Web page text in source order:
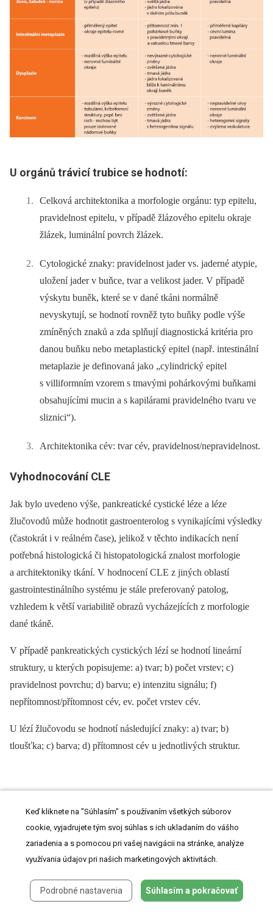
U orgánů trávicí trubice se hodnotí:
Celková architektonika a morfologie orgánu: typ epitelu,
pravidelnost epitelu, v případě žlázového epitelu okraje
žlázek, luminální povrch žlázek.
Cytologické znaky: pravidelnost jader vs. jaderné atypie,
uložení jader v buňce, tvar a velikost jader. V případě
výskytu buněk, které se v dané tkáni normálně
nevyskytují, se hodnotí rovněž tyto buňky podle výše
zmíněných znaků a zda splňují diagnostická kritéria pro
danou buňku nebo metaplastický epitel (např. intestinální
metaplazie je definovaná jako „cylindrický epitel
s villiformním vzorem s tmavými pohárkovými buňkami
obsahujícími mucin a s kapilárami pravidelného tvaru ve
sliznici“).
Architektonika cév: tvar cév, pravidelnost/nepravidelnost.
Vyhodnocování CLE
Jak bylo uvedeno výše, pankreatické cystické léze a léze
žlučovodů může hodnotit gastroenterolog s vynikajícími výsledky
(častokrát i v reálném čase), jelikož v těchto indikacích není
potřebná histologická či histopatologická znalost morfologie
a architektoniky tkání. V hodnocení CLE z jiných oblastí
gastrointestinálního systému je stále preferovaný patolog,
vzhledem k větší variabilitě obrazů vycházejících z morfologie
dané tkáně.
V případě pankreatických cystických lézí se hodnotí lineární
struktury, u kterých popisujeme: a) tvar; b) počet vrstev; c)
pravidelnost povrchu; d) barvu; e) intenzitu signálu; f)
nepřítomnost/přítomnost cév, ev. počet vrstev cév.
U lézí žlučovodu se hodnotí následující znaky: a) tvar; b)
tloušťka; c) barva; d) přítomnost cév u jednotlivých struktur.
výsledků, a většina našich studií stále pokračuje (ongoing
podporované grantem Ministerstva zdravotnictví ČR.
Keď kliknete na "Súhlasím" s používaním všetkých súborov
cookie, vyjadrujete tým svoj súhlas s ich ukladaním do vášho
zariadenia a s pomocou pri vašej navigácii na stránke, analýze
využívania údajov pri našich marketingových aktivitách.
Podrobné nastavenia Súhlasím a pokračovať